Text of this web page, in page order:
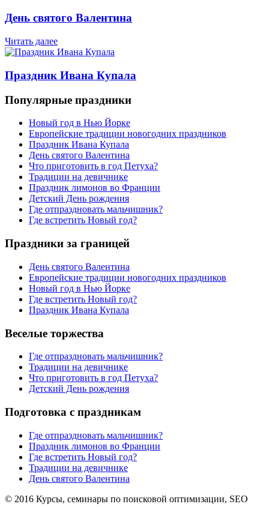
День святого Валентина
Читать далее
Праздник Ивана Купала
Популярные праздники
Новый год в Нью Йорке
Европейские традиции новогодних праздников
Праздник Ивана Купала
День святого Валентина
Что приготовить в год Петуха?
Традиции на девичнике
Праздник лимонов во Франции
Детский День рождения
Где отпраздновать мальчишник?
Где встретить Новый год?
Праздники за границей
День святого Валентина
Европейские традиции новогодних праздников
Новый год в Нью Йорке
Где встретить Новый год?
Праздник Ивана Купала
Веселые торжества
Где отпраздновать мальчишник?
Традиции на девичнике
Что приготовить в год Петуха?
Детский День рождения
Подготовка с праздникам
Где отпраздновать мальчишник?
Праздник лимонов во Франции
Где встретить Новый год?
Традиции на девичнике
День святого Валентина
© 2016 Курсы, семинары по поисковой оптимизации, SEO